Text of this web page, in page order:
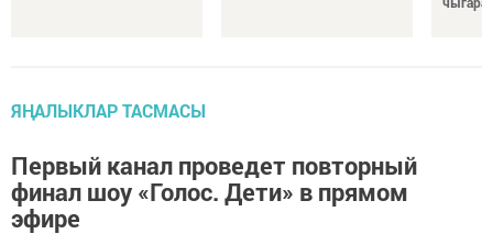
ЯҢАЛЫКЛАР ТАСМАСЫ
Первый канал проведет повторный
финал шоу «Голос. Дети» в прямом
эфире